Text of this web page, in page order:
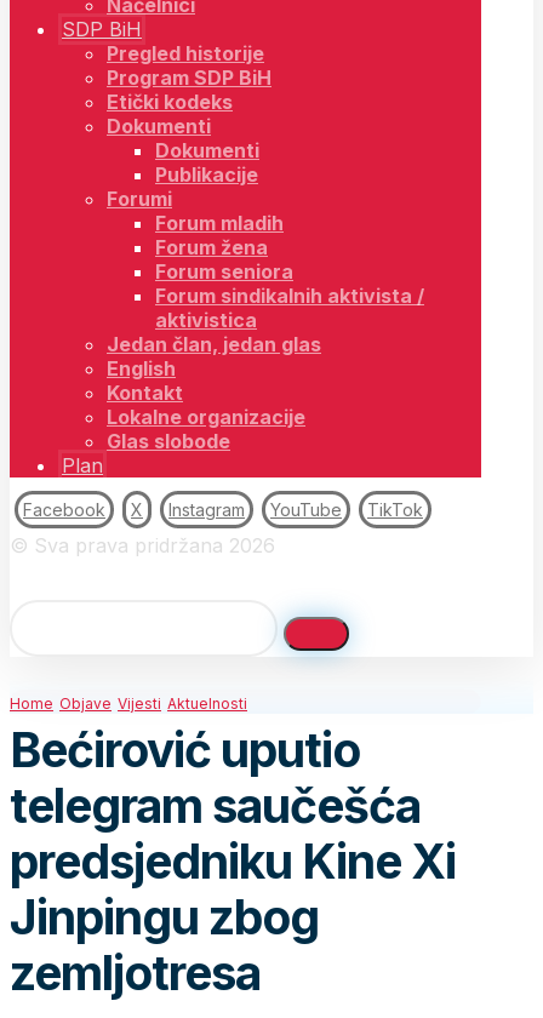
Načelnici
SDP BiH
Pregled historije
Program SDP BiH
Etički kodeks
Dokumenti
Dokumenti
Publikacije
Forumi
Forum mladih
Forum žena
Forum seniora
Forum sindikalnih aktivista /
aktivistica
Jedan član, jedan glas
English
Kontakt
Lokalne organizacije
Glas slobode
Plan
Facebook X Instagram YouTube TikTok
© Sva prava pridržana 2026
Home Objave Vijesti Aktuelnosti
Bećirović uputio
telegram saučešća
predsjedniku Kine Xi
Jinpingu zbog
zemljotresa